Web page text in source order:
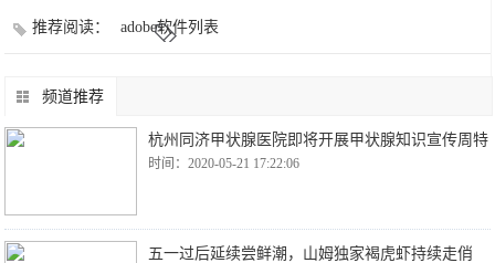
推荐阅读： adobe软件列表
频道推荐
杭州同济甲状腺医院即将开展甲状腺知识宣传周特
时间：2020-05-21 17:22:06
五一过后延续尝鲜潮，山姆独家褐虎虾持续走俏